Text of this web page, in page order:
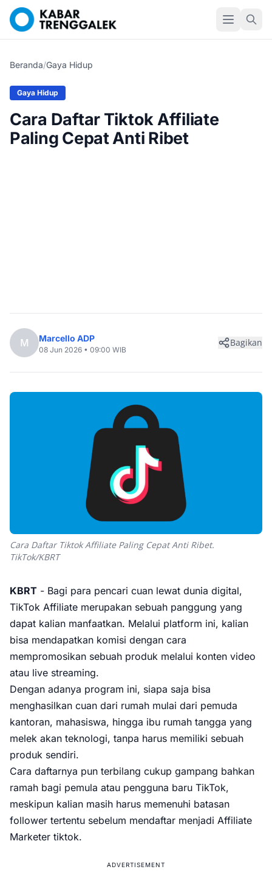
Beranda/Gaya Hidup
Gaya Hidup
Cara Daftar Tiktok Affiliate
Paling Cepat Anti Ribet
M Marcello ADP
08 Jun 2026 • 09:00 WIB
Bagikan
Cara Daftar Tiktok Affiliate Paling Cepat Anti Ribet.
TikTok/KBRT
KBRT - Bagi para pencari cuan lewat dunia digital,
TikTok Affiliate merupakan sebuah panggung yang
dapat kalian manfaatkan. Melalui platform ini, kalian
bisa mendapatkan komisi dengan cara
mempromosikan sebuah produk melalui konten video
atau live streaming.
Dengan adanya program ini, siapa saja bisa
menghasilkan cuan dari rumah mulai dari pemuda
kantoran, mahasiswa, hingga ibu rumah tangga yang
melek akan teknologi, tanpa harus memiliki sebuah
produk sendiri.
Cara daftarnya pun terbilang cukup gampang bahkan
ramah bagi pemula atau pengguna baru TikTok,
meskipun kalian masih harus memenuhi batasan
follower tertentu sebelum mendaftar menjadi Affiliate
Marketer tiktok.
ADVERTISEMENT